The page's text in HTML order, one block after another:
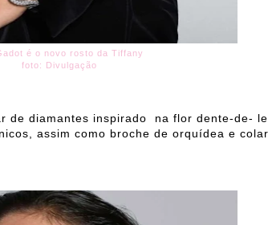
é o novo rosto da Tiffany
foto: Divulgação
de diamantes inspirado na flor dente-de-
assim como broche de orquídea e